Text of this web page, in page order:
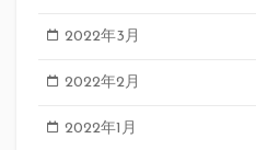
2022年3月
2022年2月
2022年1月